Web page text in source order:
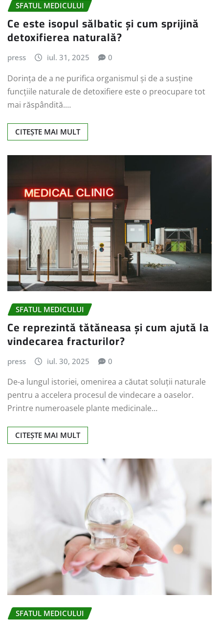
SFATUL MEDICULUI
Ce este isopul sălbatic și cum sprijină
detoxifierea naturală?
press iul. 31, 2025 0
Dorința de a ne purifica organismul și de a susține
funcțiile naturale de detoxifiere este o preocupare tot
mai răspândită.…
CITEȘTE MAI MULT
SFATUL MEDICULUI
Ce reprezintă tătăneasa și cum ajută la
vindecarea fracturilor?
press iul. 30, 2025 0
De-a lungul istoriei, omenirea a căutat soluții naturale
pentru a accelera procesul de vindecare a oaselor.
Printre numeroasele plante medicinale…
CITEȘTE MAI MULT
SFATUL MEDICULUI